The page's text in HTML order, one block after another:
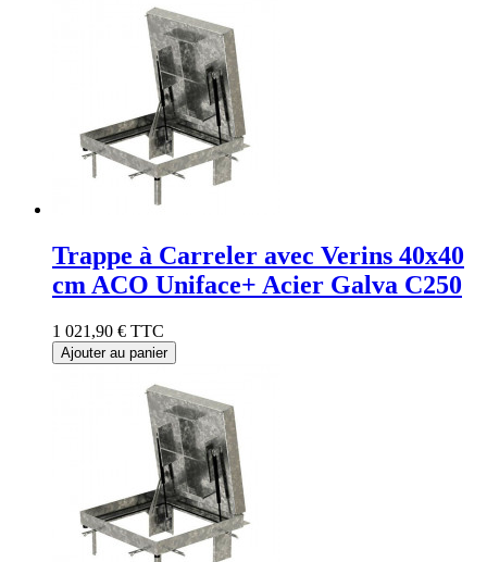
Trappe à Carreler avec Verins 40x40
cm ACO Uniface+ Acier Galva C250
1 021,90 € TTC
Ajouter au panier